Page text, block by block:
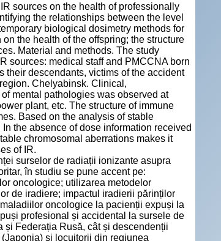
sources on the health of professionally
the relationships between the level
biological dosimetry methods for
the health of the offspring; the structure
Material and methods. The study
sources: medical staff and PMCCNA born
their descendants, victims of the accident
Chelyabinsk. Clinical,
mental pathologies was observed at
plant, etc. The structure of immune
Based on the analysis of stable
the absence of dose information received
chromosomal aberrations makes it
of IR.
surselor de radiații ionizante asupra
în studiu se pune accent pe:
oncologice; utilizarea metodelor
de iradiere; impactul iradierii părinților
oncologice la pacienții expuși la
profesional și accidental la sursele de
Federația Rusă, cât și descendenții
și locuitorii din regiunea